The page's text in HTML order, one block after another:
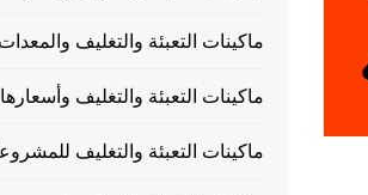
ماكينات التعبئة والتغليف والمعدات
ماكينات التعبئة والتغليف وأسعارها
ماكينات التعبئة والتغليف